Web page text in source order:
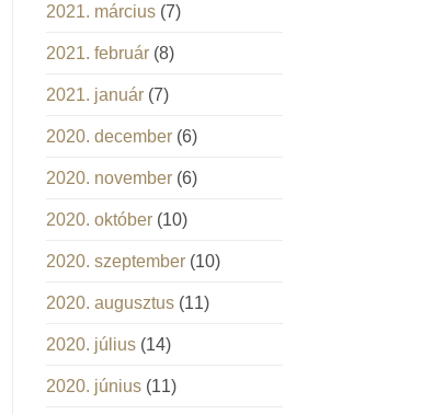
2021. március(7)
2021. február(8)
2021. január(7)
2020. december(6)
2020. november(6)
2020. október(10)
2020. szeptember(10)
2020. augusztus(11)
2020. július(14)
2020. június(11)